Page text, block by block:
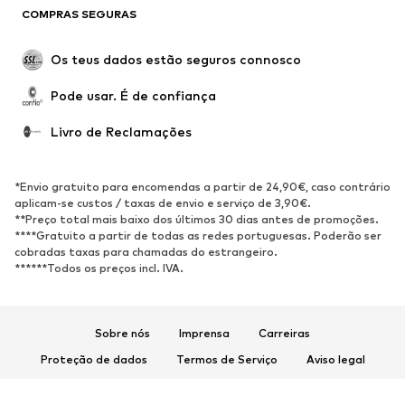
Ocasiões
Upcycling
SAPATOS
Novidades
altos
Sandálias
Sapatos baixos
Sapatilhas de desporto
Sabrinas
Sapatos abertos
COMPRAS SEGURAS
Os teus dados estão seguros connosco
Pode usar. É de confiança
Livro de Reclamações
*Envio gratuito para encomendas a partir de 24,90€, caso contrário
aplicam-se custos / taxas de envio e serviço de 3,90€.
**Preço total mais baixo dos últimos 30 dias antes de promoções.
****Gratuito a partir de todas as redes portuguesas. Poderão ser
cobradas taxas para chamadas do estrangeiro.
******Todos os preços incl. IVA.
Sobre nós Imprensa
Carreiras
Proteção de dados
Termos de Serviço
Aviso legal